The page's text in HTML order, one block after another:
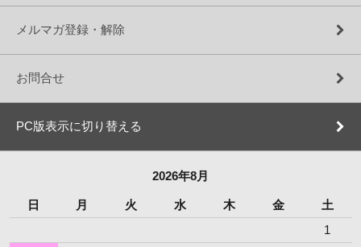
メルマガ登録・解除
お問合せ
PC版表示に切り替える
2026年8月
日 月 火 水 木 金
土
1